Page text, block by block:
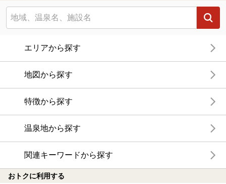
エリアから探す
地図から探す
特徴から探す
温泉地から探す
関連キーワードから探す
おトクに利用する